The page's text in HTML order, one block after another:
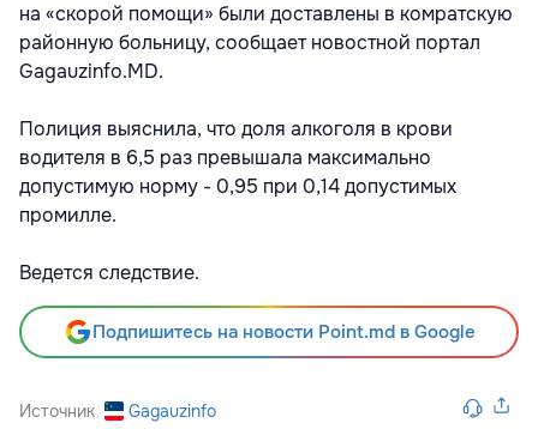
на «скорой помощи» были доставлены в комратскую
районную больницу, сообщает новостной портал
Gagauzinfo.MD.
Полиция выяснила, что доля алкоголя в крови
водителя в 6,5 раз превышала максимально
допустимую норму - 0,95 при 0,14 допустимых
промилле.
Ведется следствие.
Подпишитесь на новости Point.md в Google
Источник Gagauzinfo